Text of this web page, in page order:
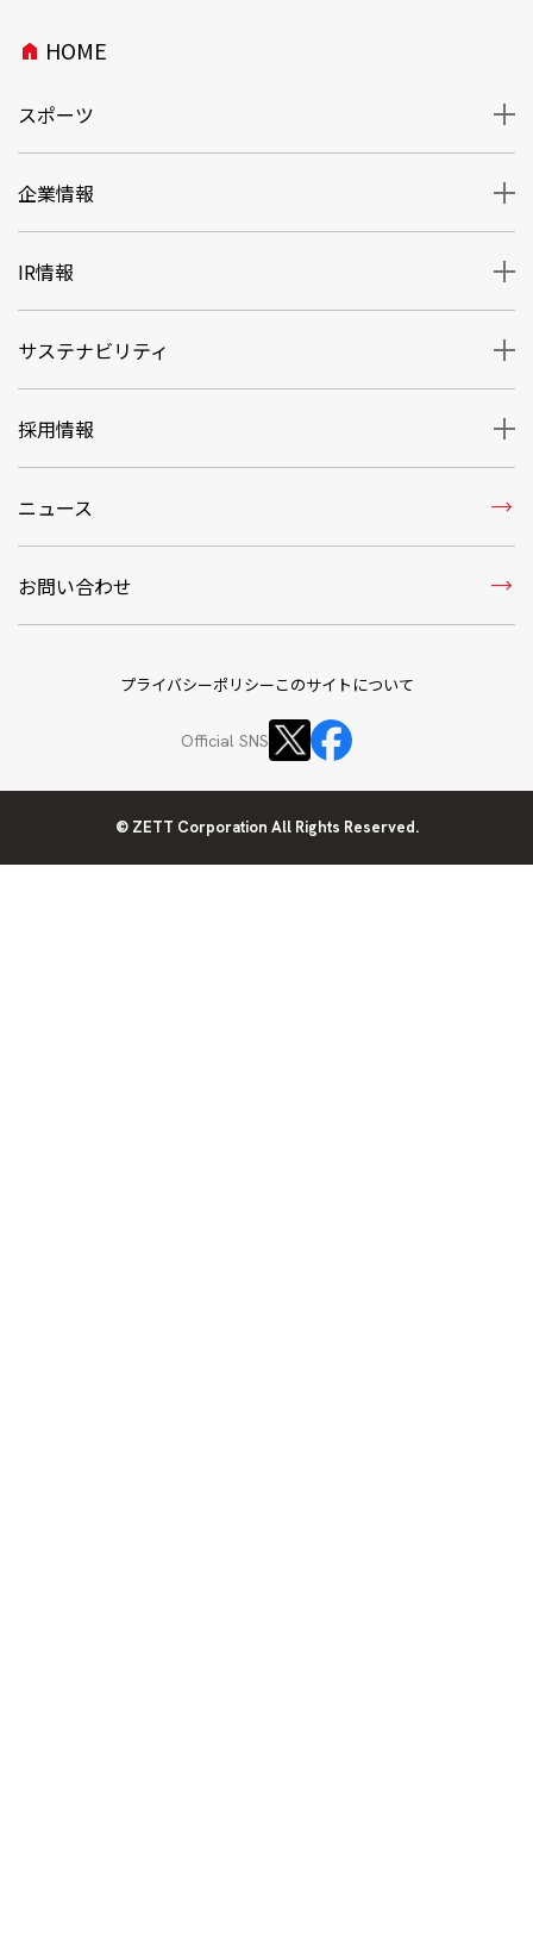
home HOME
スポーツ
企業情報
IR情報
サステナビリティ
採用情報
ニュース trending_flat
お問い合わせ trending_flat
プライバシーポリシーこのサイトについて
Official SNS
© ZETT Corporation All Rights Reserved.